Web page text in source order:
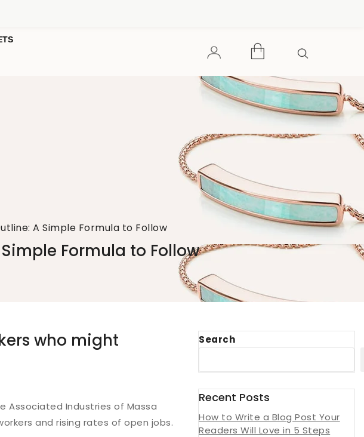
A Simple Formula to Follow
Formula to Follow
who might
Associated Industries of Massa
and rising rates of open jobs.
Search
Recent Posts
How to Write a Blog Post Your
Readers Will Love in 5 Steps